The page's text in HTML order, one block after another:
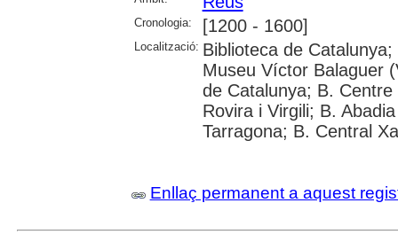
Cronologia: [1200 - 1600]
Localització: Biblioteca de
Museu Víctor Balaguer
de Catalunya; B.
Rovira i Virgili; B.
Tarragona; B. Central
Enllaç permanent a aquest